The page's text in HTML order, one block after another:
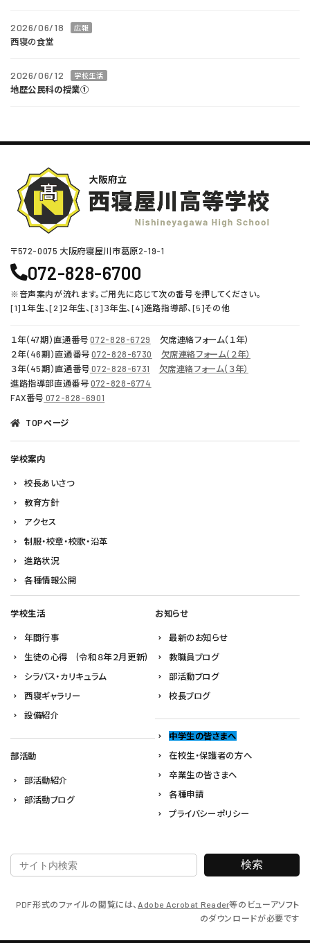
2026/06/18 広報
西寝の食堂
2026/06/12 学校生活
地歴公民科の授業①
〒572-0075 ⼤阪府寝屋川市葛原2-19-1
072-828-6700
※音声案内が流れます。ご用先に応じて次の番号を押してください。
[1]１年生、[2]２年生、[3]３年生、[4]進路指導部、[5]その他
１年（47期）直通番号072-828-6729
欠席連絡フォーム（１年）
２年（46期）直通番号072-828-6730
欠席連絡フォーム（２年）
３年（45期）直通番号 072-828-6731
欠席連絡フォーム（３年）
進路指導部直通番号072-828-6774
FAX番号 072-828-6901
TOPページ
学校案内
校長あいさつ
教育方針
アクセス
制服・校章・校歌・沿革
進路状況
各種情報公開
学校生活
年間行事
生徒の心得 (令和８年２月更新)
シラバス・カリキュラム
西寝ギャラリー
設備紹介
部活動
部活動紹介
部活動ブログ
お知らせ
最新のお知らせ
教職員ブログ
部活動ブログ
校長ブログ
中学生の皆さまへ
在校生・保護者の方へ
卒業生の皆さまへ
各種申請
プライバシーポリシー
検索
PDF形式のファイルの閲覧には、 Adobe Acrobat Reader等のビューアソフト
のダウンロードが必要です